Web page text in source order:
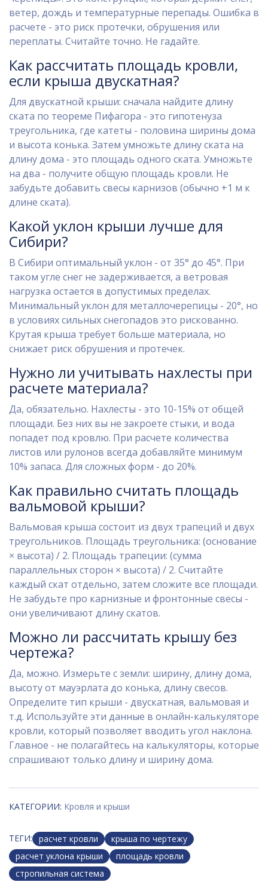
ветер, дождь и температурные перепады. Ошибка в
расчете - это риск протечки, обрушения или
переплаты. Считайте точно. Не гадайте.
Как рассчитать площадь кровли,
если крыша двускатная?
Для двускатной крыши: сначала найдите длину
ската по теореме Пифагора - это гипотенуза
треугольника, где катеты - половина ширины дома
и высота конька. Затем умножьте длину ската на
длину дома - это площадь одного ската. Умножьте
на два - получите общую площадь кровли. Не
забудьте добавить свесы карнизов (обычно +1 м к
длине ската).
Какой уклон крыши лучше для
Сибири?
В Сибири оптимальный уклон - от 35° до 45°. При
таком угле снег не задерживается, а ветровая
нагрузка остается в допустимых пределах.
Минимальный уклон для металлочерепицы - 20°, но
в условиях сильных снегопадов это рискованно.
Крутая крыша требует больше материала, но
снижает риск обрушения и протечек.
Нужно ли учитывать нахлесты при
расчете материала?
Да, обязательно. Нахлесты - это 10-15% от общей
площади. Без них вы не закроете стыки, и вода
попадет под кровлю. При расчете количества
листов или рулонов всегда добавляйте минимум
10% запаса. Для сложных форм - до 20%.
Как правильно считать площадь
вальмовой крыши?
Вальмовая крыша состоит из двух трапеций и двух
треугольников. Площадь треугольника: (основание
× высота) / 2. Площадь трапеции: (сумма
параллельных сторон × высота) / 2. Считайте
каждый скат отдельно, затем сложите все площади.
Не забудьте про карнизные и фронтонные свесы -
они увеличивают длину скатов.
Можно ли рассчитать крышу без
чертежа?
Да, можно. Измерьте с земли: ширину, длину дома,
высоту от мауэрлата до конька, длину свесов.
Определите тип крыши - двускатная, вальмовая и
т.д. Используйте эти данные в онлайн-калькуляторе
кровли, который позволяет вводить угол наклона.
Главное - не полагайтесь на калькуляторы, которые
спрашивают только длину и ширину дома.
КАТЕГОРИИ: Кровля и крыши
ТЕГИ: расчет кровли
крыша по чертежу
расчет уклона крыши
площадь кровли
стропильная система